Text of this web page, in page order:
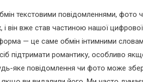
текстовими повідомленнями, фото
він вже став частиною нашої
— це саме обмін інтимними
підтримати романтику, особливо
яке повідомлення чи фото може